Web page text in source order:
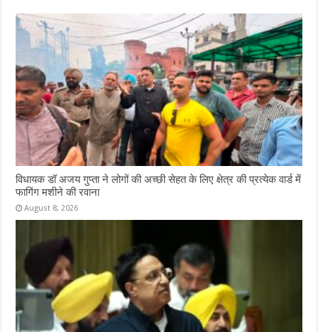
विधायक डॉ अजय गुप्ता ने लोगों की अच्छी सेहत के लिए क्षेत्र की प्रत्येक वार्ड में
फागिंग मशीने की रवाना
August 8, 2026